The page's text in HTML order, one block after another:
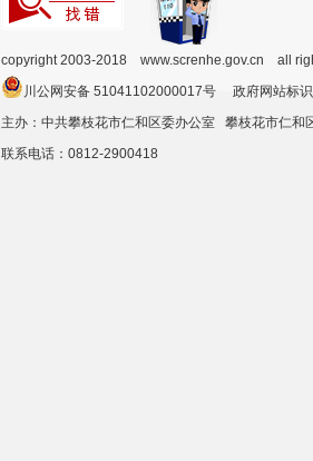
copyright 2003-2018 www.screnhe.gov.cn all
川公网安备 51041102000017号 政府网站
主办：中共攀枝花市仁和区委办公室 攀枝花市仁
联系电话：0812-2900418